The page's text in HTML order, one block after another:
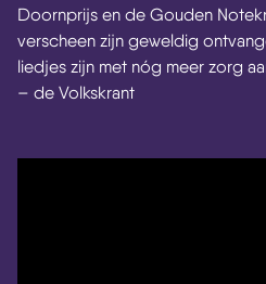
Doornprijs en de Gouden
verscheen zijn geweldig
liedjes zijn met nóg meer zorg
– de Volkskrant